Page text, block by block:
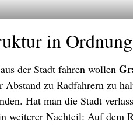
in
der Stadt fahren wollen
zu Radfahrern zu
Hat man die Stadt
weiterer Nachteil: Auf dem